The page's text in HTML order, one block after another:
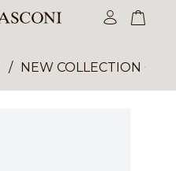
NEW COLLECTION